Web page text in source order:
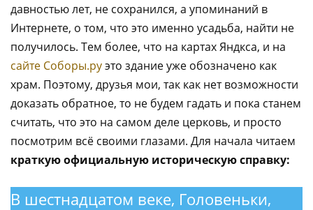
давностью лет, не сохранился, а упоминаний в
Интернете, о том, что это именно усадьба, найти не
получилось. Тем более, что на картах Яндкса, и на
сайте Соборы.руэто здание уже обозначено как
храм. Поэтому, друзья мои, так как нет возможности
доказать обратное, то не будем гадать и пока станем
считать, что это на самом деле церковь, и просто
посмотрим всё своими глазами. Для начала читаем
краткую официальную историческую справку:
В шестнадцатом веке, Головеньки,